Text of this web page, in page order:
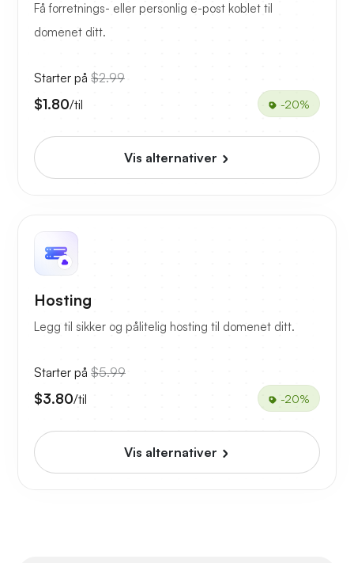
Få forretnings- eller personlig e-post koblet til
domenet ditt.
Starter på $2.99
$1.80/til -20%
Vis alternativer
Hosting
Legg til sikker og pålitelig hosting til domenet ditt.
Starter på $5.99
$3.80/til -20%
Vis alternativer